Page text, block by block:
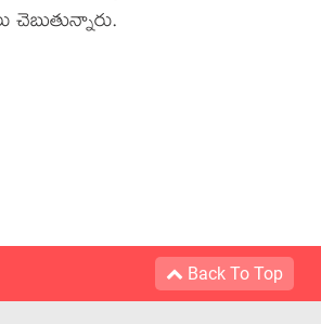
Back To Top